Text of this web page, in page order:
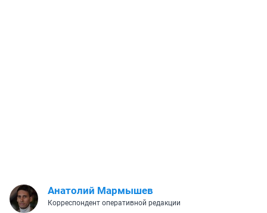
Анатолий Мармышев
Корреспондент оперативной редакции